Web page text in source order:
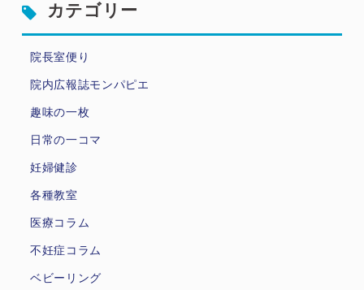
カテゴリー
院長室便り
院内広報誌モンパピエ
趣味の一枚
日常の一コマ
妊婦健診
各種教室
医療コラム
不妊症コラム
ベビーリング